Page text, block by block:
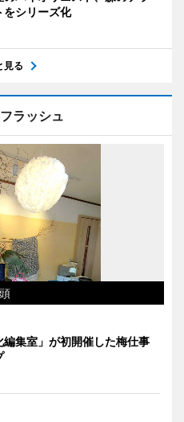
をシリーズ化
見る
ラッシュ
編集室」が初開催した梅仕事